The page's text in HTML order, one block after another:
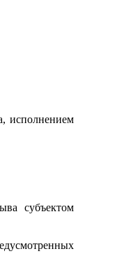
исполнением
субъектом